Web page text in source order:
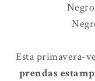
Esta primavera-
prendas